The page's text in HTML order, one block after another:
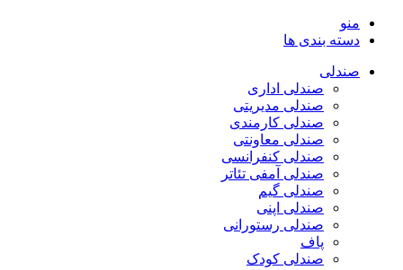
منو
دسته بندی ها
صندلی
صندلی اداری
صندلی مدیریتی
صندلی کارمندی
صندلی معاونتی
صندلی کنفرانسی
صندلی آمفی تئاتر
صندلی گیم
صندلی اپنی
صندلی رستورانی
پاف
صندلی کودک